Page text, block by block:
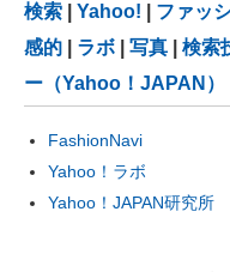
検索 Yahoo! ファッ
感的
ラボ 写真 検索
ー（Yahoo！JAPAN）
FashionNavi
Yahoo！ラボ
Yahoo！JAPAN研究所